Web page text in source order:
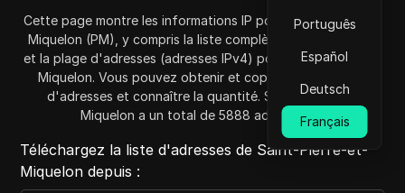
Português
Español
Deutsch
Français
Cette page montre les informations IP pour Saint-Pierre-et-
Miquelon (PM), y compris la liste complète des adresses IP
et la plage d'adresses (adresses IPv4) pour Saint-Pierre-et-
Miquelon. Vous pouvez obtenir et copier chaque plage
d'adresses et connaître la quantité. Saint-Pierre-et-
Miquelon a un total de 5888 adresses IP.
Téléchargez la liste d'adresses de Saint-Pierre-et-
Miquelon depuis :